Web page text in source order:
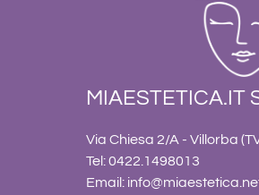
MIAESTETICA.IT
Via Chiesa 2/A - Villorba
Tel: 0422.1498013
Email: